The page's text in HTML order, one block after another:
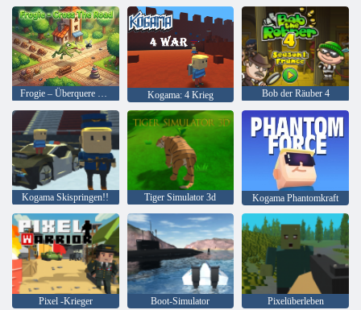
Frogie – Überquere die Straße Kogama: 4 Krieg Bob der Räuber 4
Kogama Skispringen!! Tiger Simulator 3d Kogama Phantomkraft
Pixel -Krieger Boot-Simulator Pixelüberleben